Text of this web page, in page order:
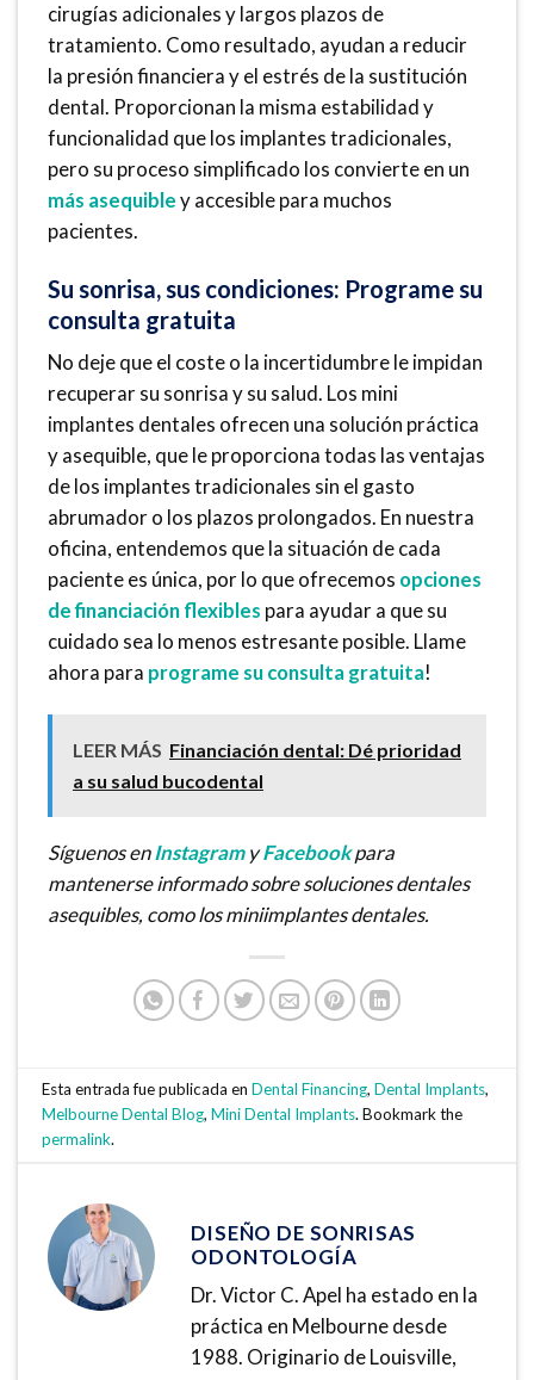
cirugías adicionales y largos plazos de
tratamiento. Como resultado, ayudan a reducir
la presión financiera y el estrés de la sustitución
dental. Proporcionan la misma estabilidad y
funcionalidad que los implantes tradicionales,
pero su proceso simplificado los convierte en un
más asequibley accesible para muchos
pacientes.
Su sonrisa, sus condiciones: Programe su
consulta gratuita
No deje que el coste o la incertidumbre le impidan
recuperar su sonrisa y su salud. Los mini
implantes dentales ofrecen una solución práctica
y asequible, que le proporciona todas las ventajas
de los implantes tradicionales sin el gasto
abrumador o los plazos prolongados. En nuestra
oficina, entendemos que la situación de cada
paciente es única, por lo que ofrecemos opciones
de financiación flexibles para ayudar a que su
cuidado sea lo menos estresante posible. Llame
ahora para programe su consulta gratuita!
LEER MÁS Financiación dental: Dé prioridad
a su salud bucodental
Síguenos enInstagramyFacebookpara
mantenerse informado sobre soluciones dentales
asequibles, como los miniimplantes dentales.
Esta entrada fue publicada enDental Financing,Dental Implants,
Melbourne Dental Blog,Mini Dental Implants. Bookmark the
permalink.
DISEÑO DE SONRISAS
ODONTOLOGÍA
Dr. Victor C. Apel ha estado en la
práctica en Melbourne desde
1988. Originario de Louisville,